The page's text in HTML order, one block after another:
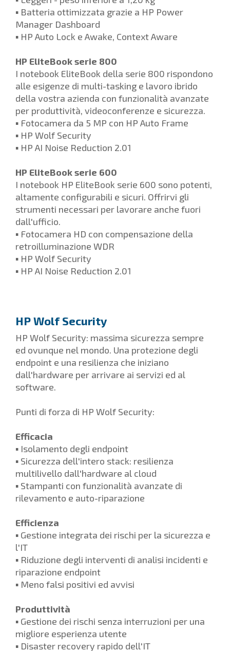
▪ Batteria ottimizzata grazie a HP Power
Manager Dashboard
▪ HP Auto Lock e Awake, Context Aware
HP EliteBook serie 800
I notebook EliteBook della serie 800 rispondono
alle esigenze di multi-tasking e lavoro ibrido
della vostra azienda con funzionalità avanzate
per produttività, videoconferenze e sicurezza.
▪ Fotocamera da 5 MP con HP Auto Frame
▪ HP Wolf Security
▪ HP AI Noise Reduction 2.01
HP EliteBook serie 600
I notebook HP EliteBook serie 600 sono potenti,
altamente configurabili e sicuri. Offrirvi gli
strumenti necessari per lavorare anche fuori
dall'ufficio.
▪ Fotocamera HD con compensazione della
retroilluminazione WDR
▪ HP Wolf Security
▪ HP AI Noise Reduction 2.01
HP Wolf Security
HP Wolf Security: massima sicurezza sempre
ed ovunque nel mondo. Una protezione degli
endpoint e una resilienza che iniziano
dall'hardware per arrivare ai servizi ed al
software.
Punti di forza di HP Wolf Security:
Efficacia
▪ Isolamento degli endpoint
▪ Sicurezza dell'intero stack: resilienza
multilivello dall'hardware al cloud
▪ Stampanti con funzionalità avanzate di
rilevamento e auto-riparazione
Efficienza
▪ Gestione integrata dei rischi per la sicurezza e
l'IT
▪ Riduzione degli interventi di analisi incidenti e
riparazione endpoint
▪ Meno falsi positivi ed avvisi
Produttività
▪ Gestione dei rischi senza interruzioni per una
migliore esperienza utente
▪ Disaster recovery rapido dell'IT